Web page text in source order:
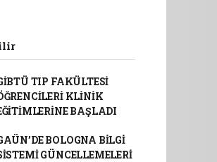
TIP FAKÜLTESİ
KLİNİK
BAŞLADI
BOLOGNA BİLGİ
GÜNCELLEMELERİ